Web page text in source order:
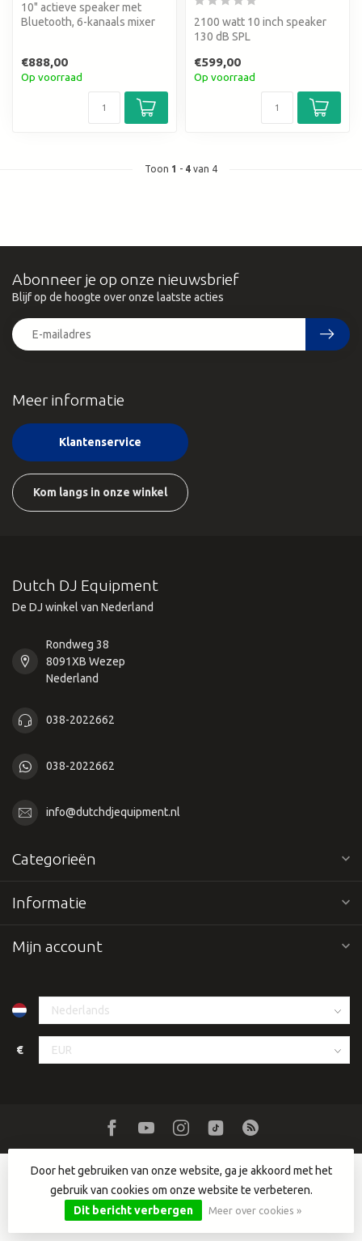
10" actieve speaker met
Bluetooth, 6-kanaals mixer
€888,00
Op voorraad
2100 watt 10 inch speaker
130 dB SPL
€599,00
Op voorraad
Toon 1 - 4 van 4
Meer informatie
Klantenservice
Kom langs in onze winkel
Abonneer je op onze nieuwsbrief
Blijf op de hoogte over onze laatste acties
Dutch DJ Equipment
De DJ winkel van Nederland
Rondweg 38
8091XB Wezep
Nederland
038-2022662
038-2022662
info@dutchdjequipment.nl
Categorieën
Informatie
Mijn account
€
© Copyright 2026 Dutch DJ Equipment- Powered byLightspeed
Lightspeed designby Dyvelopment
Door het gebruiken van onze website, ga je akkoord met het
gebruik van cookies om onze website te verbeteren.
Dit bericht verbergen
Meer over cookies »